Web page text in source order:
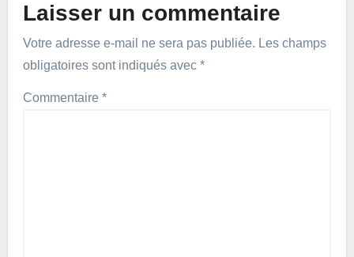
Laisser un commentaire
Votre adresse e-mail ne sera pas publiée. Les champs
obligatoires sont indiqués avec *
Commentaire *